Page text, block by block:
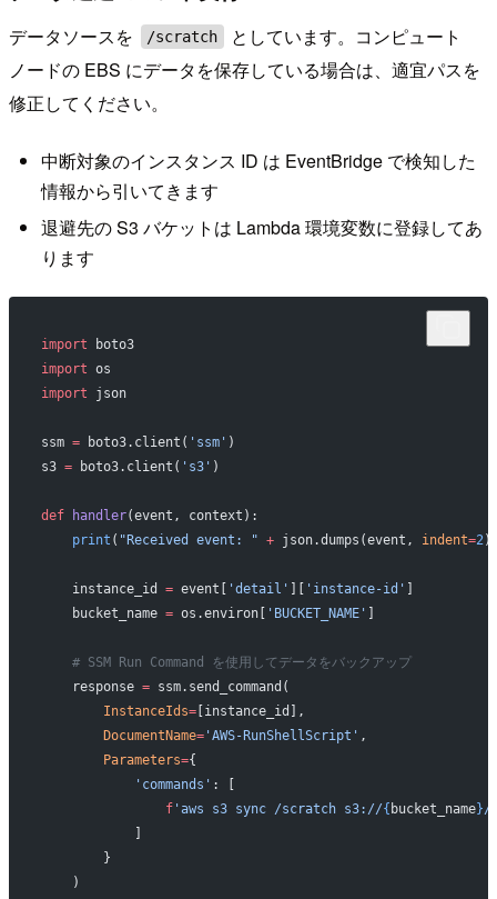
データソースを /scratch
としています。コンピュート
ノードの EBS にデータを保存している場合は、適宜パスを
修正してください。
中断対象のインスタンス ID は EventBridge で検知した
情報から引いてきます
退避先の S3 バケットは Lambda 環境変数に登録してあ
ります
import boto3
import os
import json
ssm = boto3.client( 'ssm' )
s3 = boto3.client( 's3' )
def handler(event, context):
    print
( "Received event: " + json.dumps(event, indent=2
    instance_id
= event[ 'detail' 'instance-id'
    bucket_name
= os.environ[ 'BUCKET_NAME'
    # SSM Run Command を使用してデータをバックアップ
    response
= ssm.send_command(
        InstanceIds
=[instance_id],
        DocumentName
='AWS-RunShellScript' ,
        Parameters
={
            'commands'
: [
                f
'aws s3 sync /scratch s3://{ bucket_name}/
        }
    )